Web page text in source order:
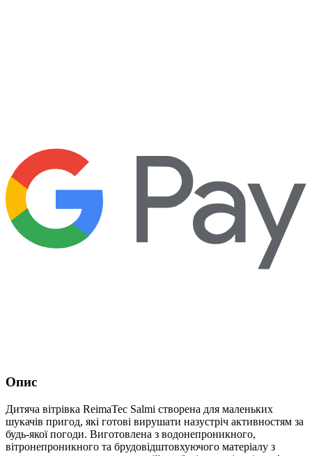
Опис
Дитяча вітрівка ReimaTec Salmi створена для маленьких
шукачів пригод, які готові вирушати назустріч активностям за
будь-якої погоди. Виготовлена з водонепроникного,
вітронепроникного та брудовідштовхуючого матеріалу з